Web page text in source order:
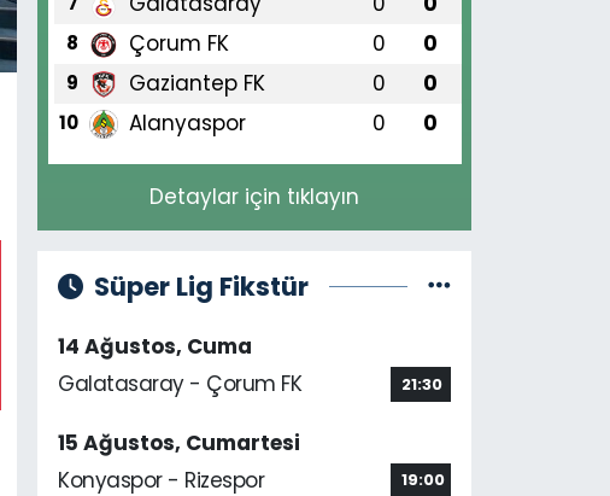
8 Çorum FK 0 0
9 Gaziantep FK 0 0
10 Alanyaspor 0 0
Detaylar için tıklayın
Süper Lig Fikstür
14 Ağustos, Cuma
Galatasaray - Çorum FK
21:30
15 Ağustos, Cumartesi
Konyaspor - Rizespor
19:00